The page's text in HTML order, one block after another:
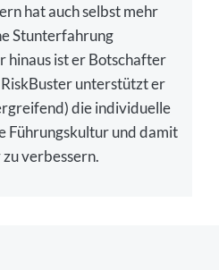
hat auch selbst mehr
Stunterfahrung
hinaus ist er Botschafter
unterstützt er
die individuelle
Führungskultur und damit
verbessern.